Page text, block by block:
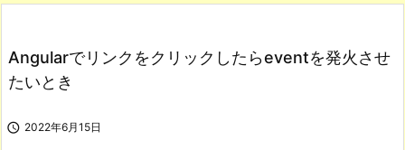
検索
Angularでリンクをクリックしたらeventを発火させ
たいとき
 2022年6月15日